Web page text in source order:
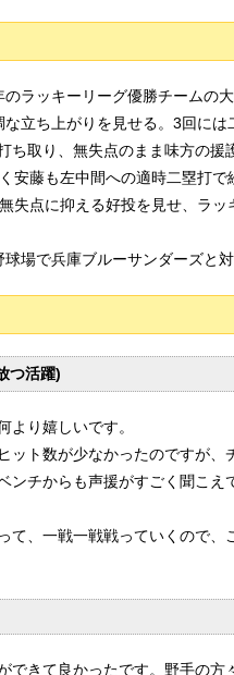
ラッキーリーグ優勝チームの
立ち上がりを見せる。3回には
取り、無失点のまま味方の援
安藤も左中間への適時二塁打で
失点に抑える好投を見せ、ラッ
場で兵庫ブルーサンダーズと対
つ活躍)
より嬉しいです。
ト数が少なかったのですが、
チからも声援がすごく聞こえ
、一戦一戦戦っていくので、
きて良かったです。野手の方